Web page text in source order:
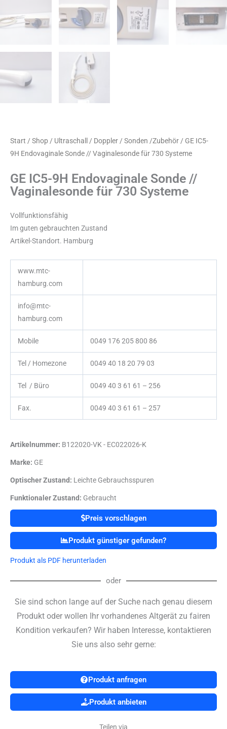
Start / Shop / Ultraschall / Doppler / Sonden /Zubehör / GE IC5-
9H Endovaginale Sonde // Vaginalesonde für 730 Systeme
GE IC5-9H Endovaginale Sonde //
Vaginalesonde für 730 Systeme
Vollfunktionsfähig
Im guten gebrauchten Zustand
Artikel-Standort. Hamburg
www.mtc-
hamburg.com
info@mtc-
hamburg.com
Mobile 0049 176 205 800 86
Tel / Homezone 0049 40 18 20 79 03
Tel / Büro 0049 40 3 61 61 – 256
Fax. 0049 40 3 61 61 – 257
Artikelnummer: B122020-VK - EC022026-K
Marke: GE
Optischer Zustand: Leichte Gebrauchsspuren
Funktionaler Zustand: Gebraucht
Preis vorschlagen
Produkt günstiger gefunden?
Produkt als PDF herunterladen
oder
Sie sind schon lange auf der Suche nach genau diesem
Produkt oder wollen Ihr vorhandenes Altgerät zu fairen
Kondition verkaufen? Wir haben Interesse, kontaktieren
Sie uns also sehr gerne:
Produkt anfragen
Produkt anbieten
Teilen via